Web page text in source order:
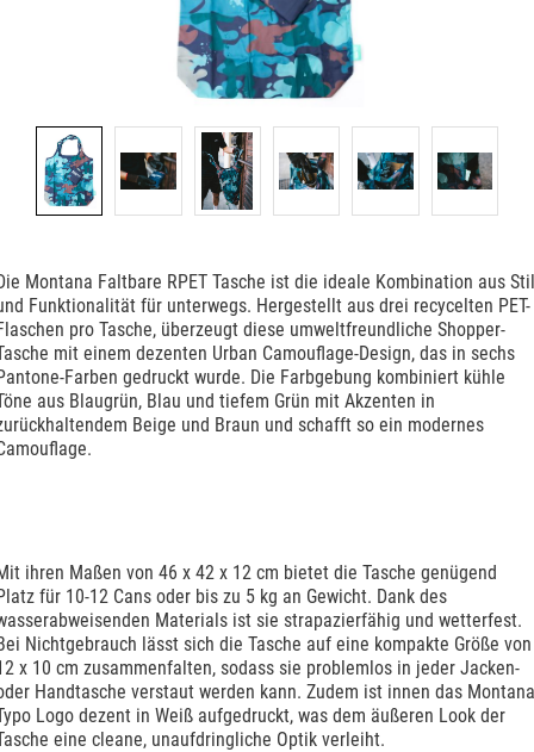
Montana Faltbare RPET Tasche ist die ideale Kombination aus Stil
Funktionalität für unterwegs. Hergestellt aus drei recycelten PET-
pro Tasche, überzeugt diese umweltfreundliche Shopper-
mit einem dezenten Urban Camouflage-Design, das in sechs
Farben gedruckt wurde. Die Farbgebung kombiniert kühle
aus Blaugrün, Blau und tiefem Grün mit Akzenten in
Beige und Braun und schafft so ein modernes
ihren Maßen von 46 x 42 x 12 cm bietet die Tasche genügend
für 10-12 Cans oder bis zu 5 kg an Gewicht. Dank des
Materials ist sie strapazierfähig und wetterfest.
Nichtgebrauch lässt sich die Tasche auf eine kompakte Größe von
x 10 cm zusammenfalten, sodass sie problemlos in jeder Jacken-
Handtasche verstaut werden kann. Zudem ist innen das Montana
Logo dezent in Weiß aufgedruckt, was dem äußeren Look der
eine cleane, unaufdringliche Optik verleiht.